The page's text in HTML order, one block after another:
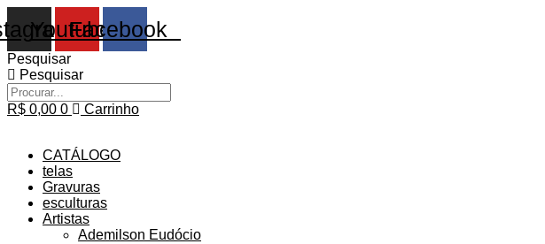
para
conteúdo
YoutubeFacebook
Pesquisar
Pesquisar
R$ 0,00 0 Carrinho
CATÁLOGO
telas
Gravuras
esculturas
Artistas
Ademilson Eudócio